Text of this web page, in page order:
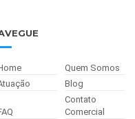
Quem Somos
Blog
Contato
Comercial